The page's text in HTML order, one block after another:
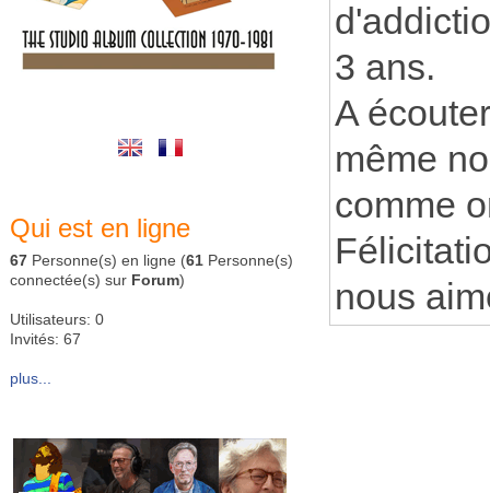
Qui est en ligne
67 Personne(s) en ligne (61 Personne(s)
connectée(s) sur Forum)
Utilisateurs: 0
Invités: 67
plus...
3 ans.
A
même
comme
nous